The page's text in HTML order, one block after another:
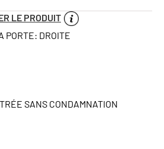
LE PRODUIT
PORTE: DROITE
SANS CONDAMNATION